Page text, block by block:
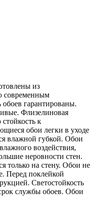
из
современным
гарантированы.
Флизелиновая
к
обои легки в уходе
влажной губкой. Обои
воздействия,
неровности стен.
только на стену. Обои не
Перед поклейкой
Светостойкость
службы обоев. Обои